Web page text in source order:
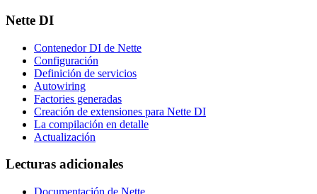
Nette DI
Contenedor DI de Nette
Configuración
Definición de servicios
Autowiring
Factories generadas
Creación de extensiones para Nette DI
La compilación en detalle
Actualización
Lecturas adicionales